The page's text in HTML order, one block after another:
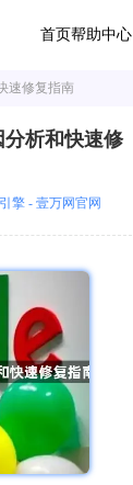
首页帮助中心
速修复指南
析和快速修
擎 - 壹万网官网